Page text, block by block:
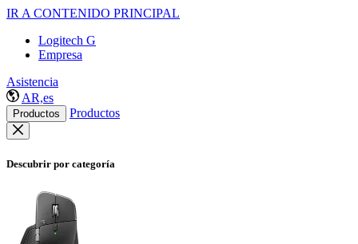
IR A CONTENIDO PRINCIPAL
Logitech G
Empresa
Asistencia
AR,es
Productos Productos
Descubrir por categoría